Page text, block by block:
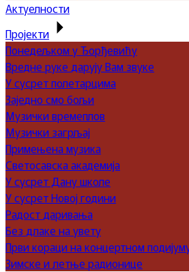
Актуелности
Пројекти
Понедељком у Ђорђевићу
Вредне руке дарују Вам звуке
У сусрет полетарцима
Заједно смо бољи
Музички времеплов
Музички загрљај
Примењена музика
Светосавска академија
У сусрет Дану школе
У сусрет Новој години
Радост даривања
Без длаке на увету
Први кораци на концертном
Зимске и летње радионице